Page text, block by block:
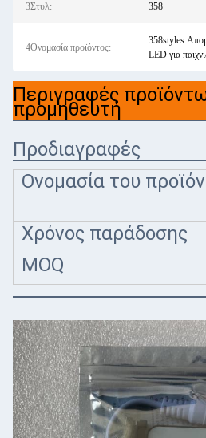
3Στυλ: 358
4Ονομασία προϊόντος:
358styles
LED για
Περιγραφές
προμηθευτή
Προδιαγραφές
Ονομασία του
Χρόνος παράδοσης
MOQ